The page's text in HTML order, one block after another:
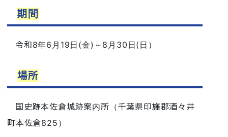
期間
令和8年6月19日(金)～8月30日(日）
場所
国史跡本佐倉城跡案内所（千葉県印旛郡酒々井
町本佐倉825）